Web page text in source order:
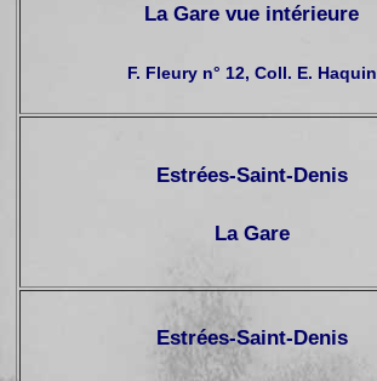
La Gare vue intérieure
F. Fleury n° 12, Coll. E. Haquin
Estrées-Saint-Denis
La Gare
Estrées-Saint-Denis